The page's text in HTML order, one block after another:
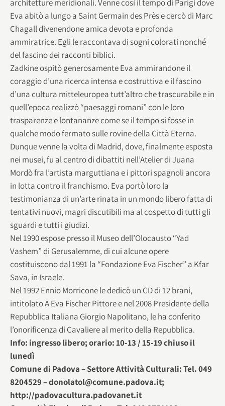
architetture meridionali. Venne così il tempo di Parigi dove
Eva abitò a lungo a Saint Germain des Près e cercò di Marc
Chagall divenendone amica devota e profonda
ammiratrice. Egli le raccontava di sogni colorati nonché
del fascino dei racconti biblici.
Zadkine ospitò generosamente Eva ammirandone il
coraggio d’una ricerca intensa e costruttiva e il fascino
d’una cultura mitteleuropea tutt’altro che trascurabile e in
quell’epoca realizzò “paesaggi romani” con le loro
trasparenze e lontananze come se il tempo si fosse in
qualche modo fermato sulle rovine della Città Eterna.
Dunque venne la volta di Madrid, dove, finalmente esposta
nei musei, fu al centro di dibattiti nell’Atelier di Juana
Mordò fra l’artista marguttiana e i pittori spagnoli ancora
in lotta contro il franchismo. Eva portò loro la
testimonianza di un’arte rinata in un mondo libero fatta di
tentativi nuovi, magri discutibili ma al cospetto di tutti gli
sguardi e tutti i giudizi.
Nel 1990 espose presso il Museo dell’Olocausto “Yad
Vashem” di Gerusalemme, di cui alcune opere
costituiscono dal 1991 la “Fondazione Eva Fischer” a Kfar
Sava, in Israele.
Nel 1992 Ennio Morricone le dedicò un CD di 12 brani,
intitolato A Eva Fischer Pittore e nel 2008 Presidente della
Repubblica Italiana Giorgio Napolitano, le ha conferito
l’onorificenza di Cavaliere al merito della Repubblica.
Info: ingresso libero; orario: 10-13 / 15-19 chiuso il
lunedì
Comune di Padova – Settore Attività Culturali: Tel. 049
8204529 – donolatol@comune.padova.it;
http://padovacultura.padovanet.it